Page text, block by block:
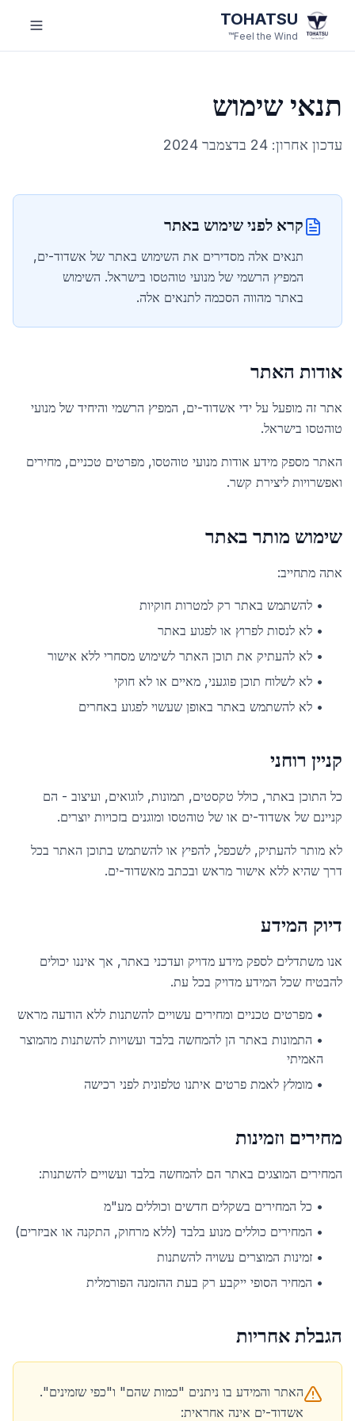
דלג לתוכן הראשי
TOHATSU
Feel the Wind™
תנאי שימוש
עדכון אחרון: 24 בדצמבר 2024
קרא לפני שימוש באתר
תנאים אלה מסדירים את השימוש באתר של אשדוד-ים,
המפיץ הרשמי של מנועי טוהטסו בישראל. השימוש
באתר מהווה הסכמה לתנאים אלה.
אודות האתר
אתר זה מופעל על ידי אשדוד-ים, המפיץ הרשמי והיחיד של מנועי
טוהטסו בישראל.
האתר מספק מידע אודות מנועי טוהטסו, מפרטים טכניים, מחירים
ואפשרויות ליצירת קשר.
שימוש מותר באתר
אתה מתחייב:
• להשתמש באתר רק למטרות חוקיות
• לא לנסות לפרוץ או לפגוע באתר
• לא להעתיק את תוכן האתר לשימוש מסחרי ללא אישור
• לא לשלוח תוכן פוגעני, מאיים או לא חוקי
• לא להשתמש באתר באופן שעשוי לפגוע באחרים
קניין רוחני
כל התוכן באתר, כולל טקסטים, תמונות, לוגואים, ועיצוב - הם
קניינם של אשדוד-ים או של טוהטסו ומוגנים בזכויות יוצרים.
לא מותר להעתיק, לשכפל, להפיץ או להשתמש בתוכן האתר בכל
דרך שהיא ללא אישור מראש ובכתב מאשדוד-ים.
דיוק המידע
אנו משתדלים לספק מידע מדויק ועדכני באתר, אך איננו יכולים
להבטיח שכל המידע מדויק בכל עת.
• מפרטים טכניים ומחירים עשויים להשתנות ללא הודעה מראש
• התמונות באתר הן להמחשה בלבד ועשויות להשתנות מהמוצר
האמיתי
• מומלץ לאמת פרטים איתנו טלפונית לפני רכישה
מחירים וזמינות
המחירים המוצגים באתר הם להמחשה בלבד ועשויים להשתנות:
• כל המחירים בשקלים חדשים וכוללים מע"מ
• המחירים כוללים מנוע בלבד (ללא מרחוק, התקנה או אביזרים)
• זמינות המוצרים עשויה להשתנות
• המחיר הסופי ייקבע רק בעת ההזמנה הפורמלית
הגבלת אחריות
האתר והמידע בו ניתנים "כמות שהם" ו"כפי שזמינים".
אשדוד-ים אינה אחראית: